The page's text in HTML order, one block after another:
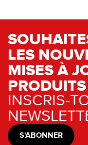
LES
MISES À
PRODUITS
INSCRIS-
S'ABONNER